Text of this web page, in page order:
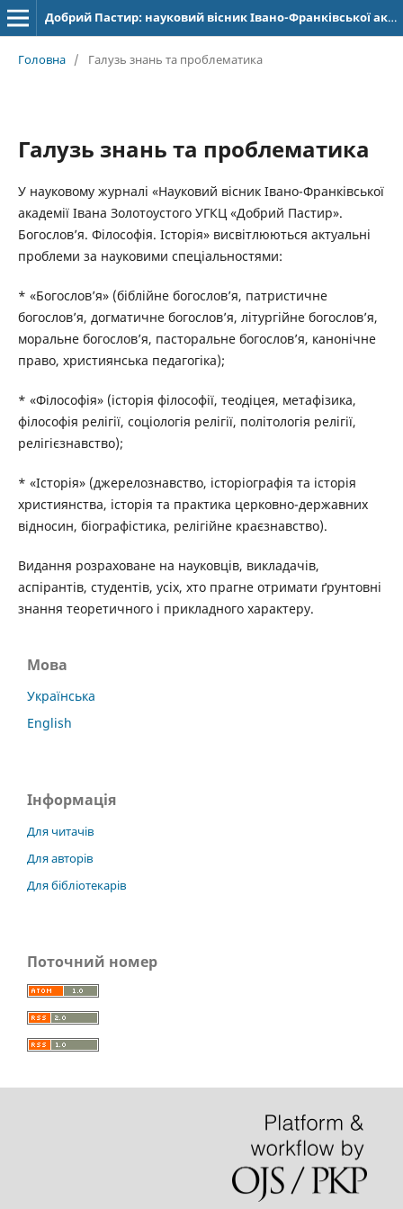
Добрий Пастир: науковий вісник Івано-Франківської академії Івана Золотоустого. Богослов’я. Філософія. Історія
Головна / Галузь знань та проблематика
Галузь знань та проблематика
У науковому журналі «Науковий вісник Івано-Франківської
академії Івана Золотоустого УГКЦ «Добрий Пастир».
Богослов’я. Філософія. Історія» висвітлюються актуальні
проблеми за науковими спеціальностями:
* «Богослов’я» (біблійне богослов’я, патристичне
богослов’я, догматичне богослов’я, літургійне богослов’я,
моральне богослов’я, пасторальне богослов’я, канонічне
право, християнська педагогіка);
* «Філософія» (історія філософії, теодіцея, метафізика,
філософія релігії, соціологія релігії, політологія релігії,
релігієзнавство);
* «Історія» (джерелознавство, історіографія та історія
християнства, історія та практика церковно-державних
відносин, біографістика, релігійне краєзнавство).
Видання розраховане на науковців, викладачів,
аспірантів, студентів, усіх, хто прагне отримати ґрунтовні
знання теоретичного і прикладного характеру.
Мова
Українська
English
Інформація
Для читачів
Для авторів
Для бібліотекарів
Поточний номер